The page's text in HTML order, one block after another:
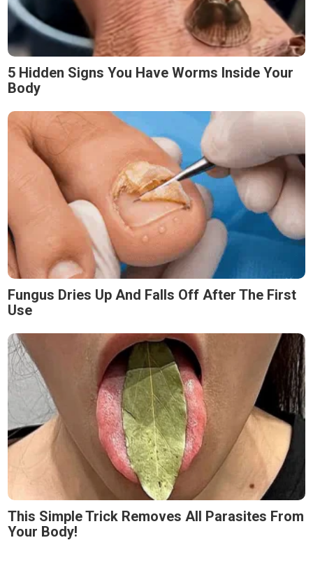
5 Hidden Signs You Have Worms Inside Your
Body
Fungus Dries Up And Falls Off After The First
Use
This Simple Trick Removes All Parasites From
Your Body!